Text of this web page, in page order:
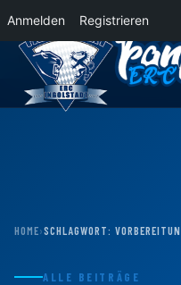
Anmelden Registrieren
NewsDer Panther Express
HOME›SCHLAGWORT:
ALLE BEITRÄGE